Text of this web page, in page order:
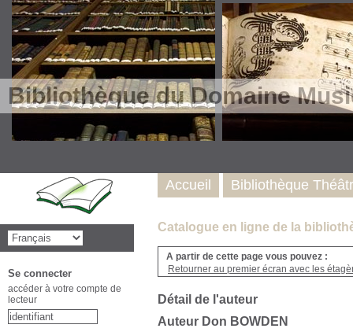
Bibliothèque du Domaine
Catalogue en ligne de la
A partir de cette page vous pouvez :
Retourner au premier écran avec les
Détail de l'auteur
Auteur Don BOWDEN
Accueil Bibliothèque
Se connecter
accéder à votre compte de
lecteur